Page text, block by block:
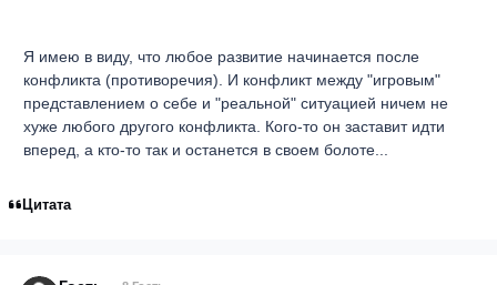
Я имею в виду, что любое развитие начинается после
конфликта (противоречия). И конфликт между "игровым"
представлением о себе и "реальной" ситуацией ничем не
хуже любого другого конфликта. Кого-то он заставит идти
вперед, а кто-то так и останется в своем болоте...
Цитата